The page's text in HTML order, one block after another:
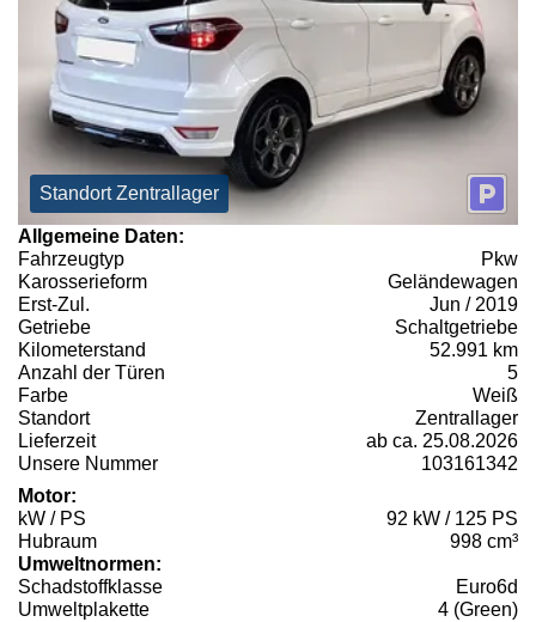
Standort Zentrallager
Allgemeine Daten:
Fahrzeugtyp
Pkw
Karosserieform
Geländewagen
Erst-Zul.
Jun / 2019
Getriebe
Schaltgetriebe
Kilometerstand
52.991 km
Anzahl der Türen
5
Farbe
Weiß
Standort
Zentrallager
Lieferzeit
ab ca. 25.08.2026
Unsere Nummer
103161342
Motor:
kW / PS
92 kW / 125 PS
Hubraum
998 cm³
Umweltnormen:
Schadstoffklasse
Euro6d
Umweltplakette
4 (Green)